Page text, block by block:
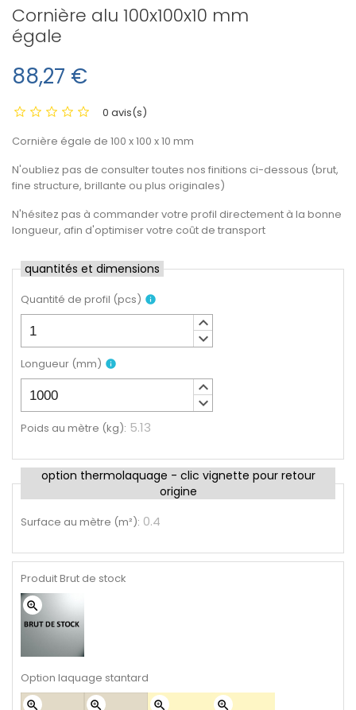
Cornière alu 100x100x10 mm
égale
88,27 €
0 avis(s)
Cornière égale de 100 x 100 x 10 mm
N'oubliez pas de consulter toutes nos finitions ci-dessous (brut,
fine structure, brillante ou plus originales)
N'hésitez pas à commander votre profil directement à la bonne
longueur, afin d'optimiser votre coût de transport
quantités et dimensions
Quantité de profil (pcs) info
keyboard_arrow_up
keyboard_arrow_down
Longueur (mm) info
keyboard_arrow_up
keyboard_arrow_down
Poids au mètre (kg): 5.13
option thermolaquage - clic vignette pour retour
origine
Surface au mètre (m²): 0.4
Produit Brut de stock
zoom_in
Option laquage stantard
zoom_in zoom_in zoom_in zoom_in